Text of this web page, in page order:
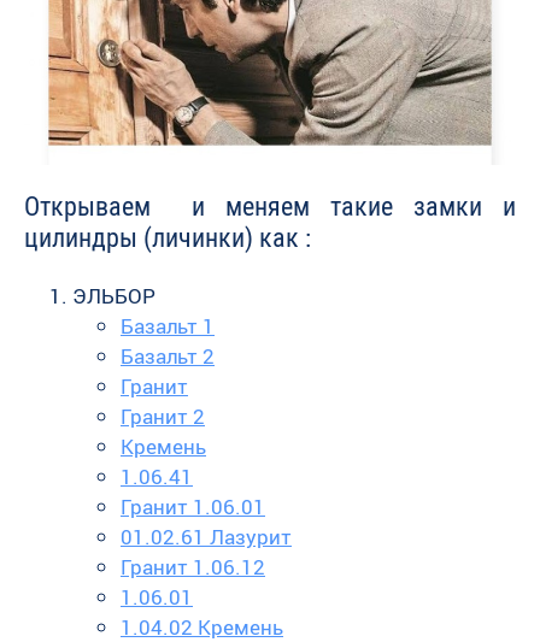
Открываем и меняем такие замки
и
цилиндры (личинки) как :
ЭЛЬБОР
Базальт 1
Базальт 2
Гранит
Гранит 2
Кремень
1.06.41
Гранит 1.06.01
01.02.61 Лазурит
Гранит 1.06.12
1.06.01
1.04.02 Кремень